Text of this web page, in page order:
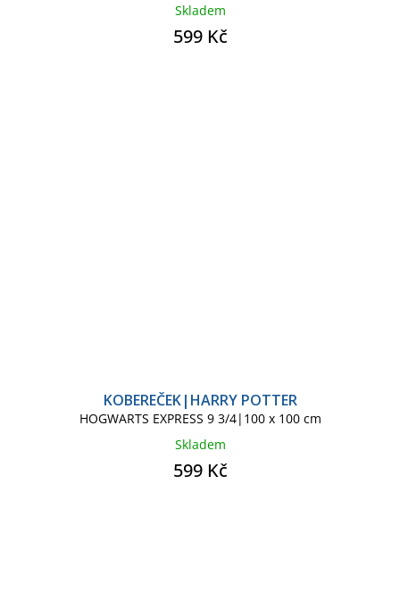
Skladem
599 Kč
KOBEREČEK|HARRY POTTER
HOGWARTS EXPRESS 9 3/4|100 x 100 cm
Skladem
599 Kč